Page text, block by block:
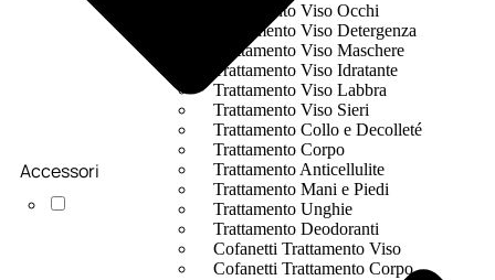
Trattamento Viso Occhi
Trattamento Viso Detergenza
Trattamento Viso Maschere
Trattamento Viso Idratante
Trattamento Viso Labbra
Trattamento Viso Sieri
Trattamento Collo e Decolleté
Trattamento Corpo
Trattamento Anticellulite
Trattamento Mani e Piedi
Trattamento Unghie
Trattamento Deodoranti
Cofanetti Trattamento Viso
Cofanetti Trattamento Corpo
Accessori